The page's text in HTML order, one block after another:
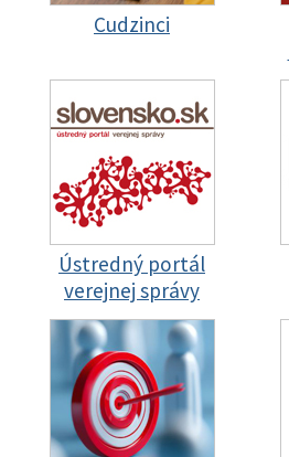
Cudzinci
Ústredný portál
verejnej správy